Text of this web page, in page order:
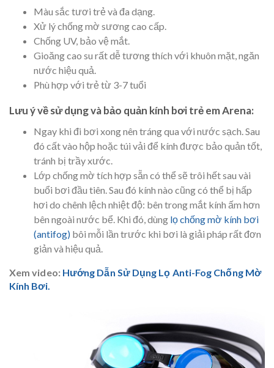
Màu sắc tươi trẻ và đa dạng.
Xử lý chống mờ sương cao cấp.
Chống UV, bảo vệ mắt.
Gioăng cao su rất dễ tương thích với khuôn mặt, ngăn
nước hiệu quả.
Phù hợp với trẻ từ 3-7 tuổi
Lưu ý về sử dụng và bảo quản kính bơi trẻ em Arena:
Ngay khi đi bơi xong nên tráng qua với nước sạch. Sau
đó cất vào hộp hoặc túi vải để kính được bảo quản tốt,
tránh bị trầy xước.
Lớp chống mờ tích hợp sẵn có thể sẽ trôi hết sau vài
buổi bơi đầu tiên. Sau đó kính nào cũng có thể bị hấp
hơi do chênh lệch nhiệt độ: bên trong mắt kính ấm hơn
bên ngoài nước bể. Khi đó, dùng lọ chống mờ kính bơi
(antifog) bôi mỗi lần trước khi bơi là giải pháp rất đơn
giản và hiệu quả.
Xem video: Hướng Dẫn Sử Dụng Lọ Anti-Fog Chống Mờ
Kính Bơi.